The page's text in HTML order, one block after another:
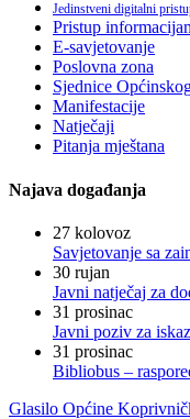
Jedinstveni digitalni
Pristup
E-savjetovanje
Poslovna zona
Sjednice
Manifestacije
Natječaji
Pitanja mještana
Najava događanja
27 kolovoz
Savjetovanje sa
30 rujan
Javni natječaj za
31 prosinac
Javni poziv za
31 prosinac
Bibliobus –
Glasilo Općine